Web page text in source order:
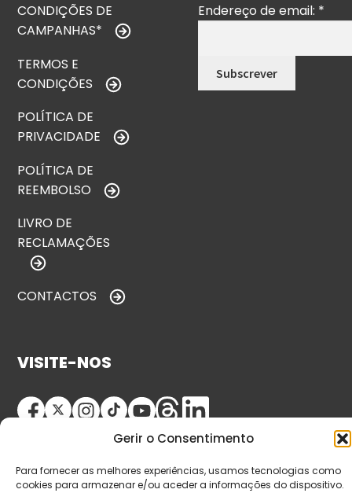
Gerir o Consentimento
Para fornecer as melhores experiências, usamos tecnologias como
cookies para armazenar e/ou aceder a informações do dispositivo.
CONDIÇÕES DE
CAMPANHAS*
TERMOS E
CONDIÇÕES
POLÍTICA DE
PRIVACIDADE
POLÍTICA DE
REEMBOLSO
LIVRO DE
RECLAMAÇÕES
CONTACTOS
Endereço de email: *
VISITE-NOS